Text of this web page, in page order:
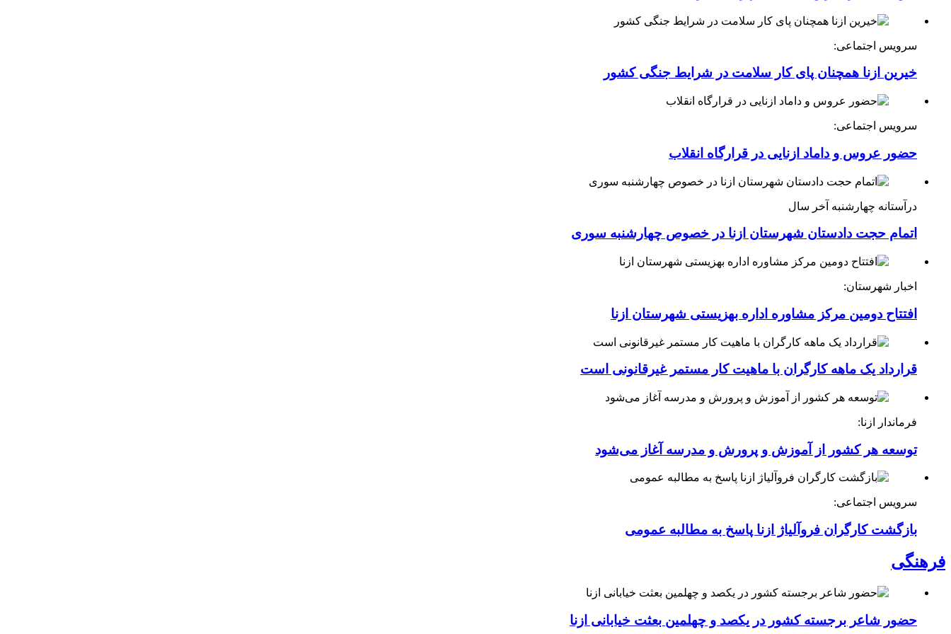
سرویس اجتماعی:
خیرین ازنا همچنان پای کار سلامت در شرایط جنگی کشور
سرویس اجتماعی:
حضور عروس و داماد ازنایی در قرارگاه انقلاب
درآستانه چهارشنبه آخر سال
اتمام حجت دادستان شهرستان ازنا در خصوص چهارشنبه ‌سوری
اخبار شهرستان:
افتتاح دومین مرکز مشاوره اداره بهزیستی شهرستان ازنا
قرارداد یک ماهه کارگران با ماهیت کار مستمر غیرقانونی است
فرماندار ازنا:
توسعه هر کشور از آموزش و پرورش و مدرسه آغاز می‌شود
سرویس اجتماعی:
بازگشت کارگران فروآلیاژ ازنا پاسخ به مطالبه عمومی
فرهنگی
حضور شاعر برجسته کشور در یکصد و چهلمین بعثت خیابانی ازنا